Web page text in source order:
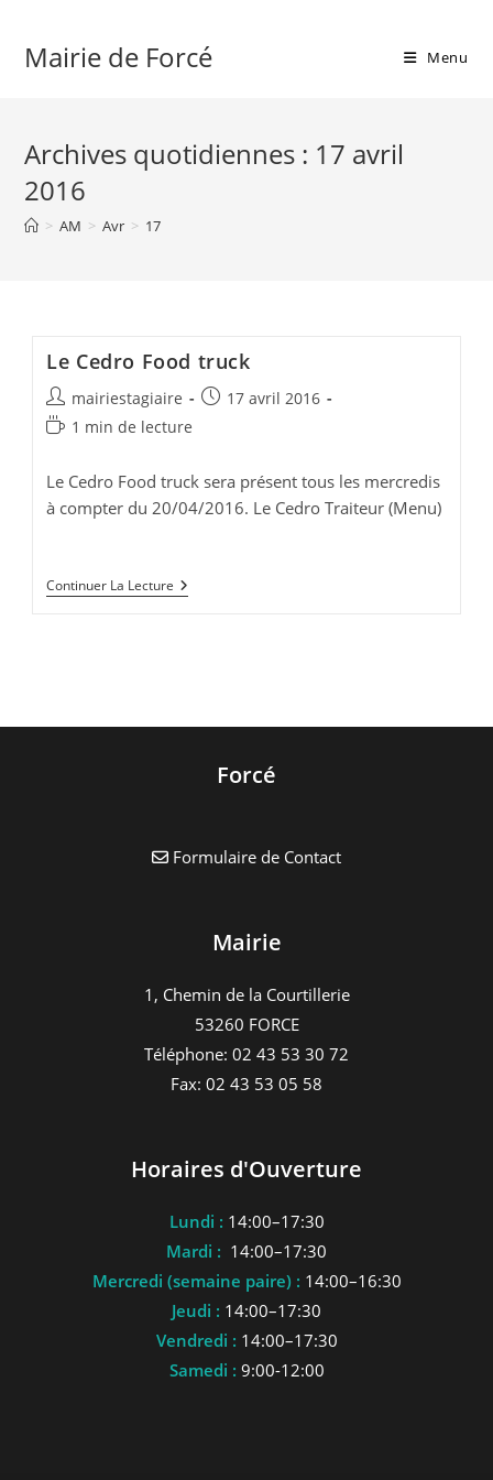
contentMairie de Forcé Menu
Archives quotidiennes : 17 avril
2016
> AM > Avr > 17
Le Cedro Food truck
Auteur/autrice
de
mairiestagiaire
Publication
17 avril 2016
Temps
lecture :
1 min de lecture
Le Cedro Food truck sera présent tous les mercredis
à compter du 20/04/2016. Le Cedro Traiteur (Menu)
Continuer La Lecture Le
Cedro
Forcé
Formulaire de Contact
Mairie
1, Chemin de la Courtillerie
53260 FORCE
Téléphone: 02 43 53 30 72
Fax: 02 43 53 05 58
Horaires d'Ouverture
Lundi : 14:00–17:30
Mardi : 14:00–17:30
Mercredi (semaine paire) : 14:00–16:30
Jeudi : 14:00–17:30
Vendredi : 14:00–17:30
Samedi : 9:00-12:00